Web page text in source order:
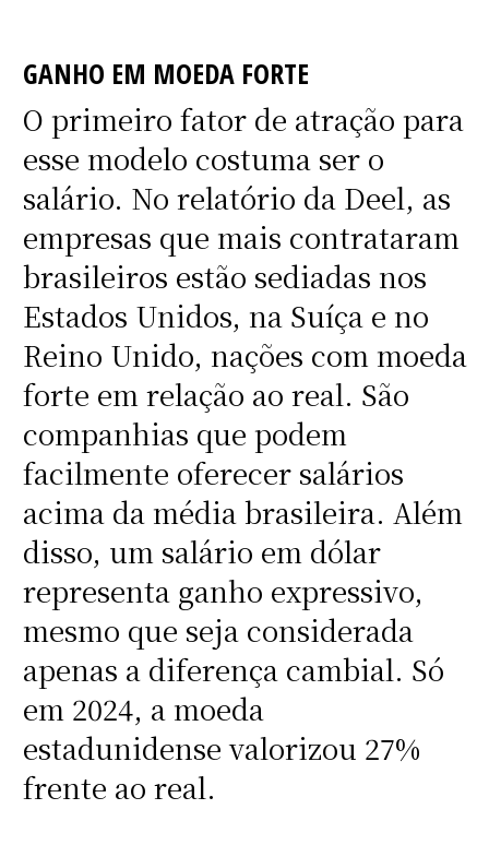
GANHO EM MOEDA FORTE
O primeiro fator de atração para
esse modelo costuma ser o
salário. No relatório da Deel, as
empresas que mais contrataram
brasileiros estão sediadas nos
Estados Unidos, na Suíça e no
Reino Unido, nações com moeda
forte em relação ao real. São
companhias que podem
facilmente oferecer salários
acima da média brasileira. Além
disso, um salário em dólar
representa ganho expressivo,
mesmo que seja considerada
apenas a diferença cambial. Só
em 2024, a moeda
estadunidense valorizou 27%
frente ao real.